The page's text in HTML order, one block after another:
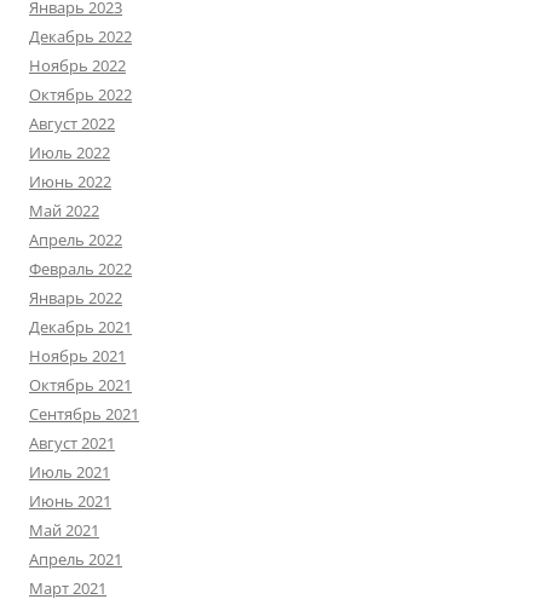
Январь 2023
Декабрь 2022
Ноябрь 2022
Октябрь 2022
Август 2022
Июль 2022
Июнь 2022
Май 2022
Апрель 2022
Февраль 2022
Январь 2022
Декабрь 2021
Ноябрь 2021
Октябрь 2021
Сентябрь 2021
Август 2021
Июль 2021
Июнь 2021
Май 2021
Апрель 2021
Март 2021